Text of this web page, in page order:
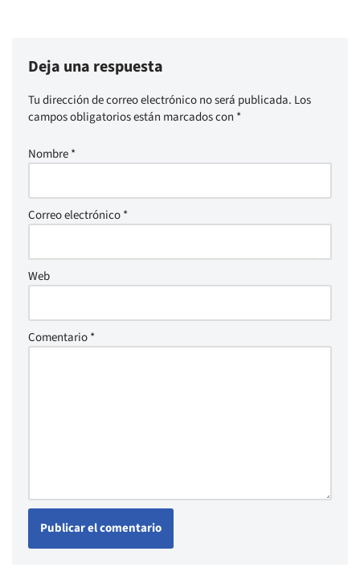
Deja una respuesta
Tu dirección de correo electrónico no será publicada. Los
campos obligatorios están marcados con *
Nombre*
Correo electrónico*
Web
Comentario*